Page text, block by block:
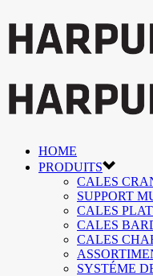
HOME
PRODUITS
CALES
SUPPORT
CALES
CALES
CALES
SYSTÉME